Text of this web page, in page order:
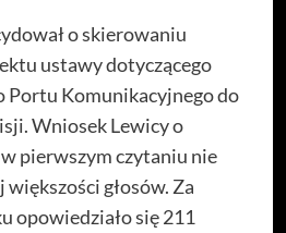
o skierowaniu
ustawy dotyczącego
Portu Komunikacyjnego do
Wniosek Lewicy o
pierwszym czytaniu nie
większości głosów. Za
opowiedziało się 211